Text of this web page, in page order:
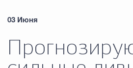
Новости
03 Июня